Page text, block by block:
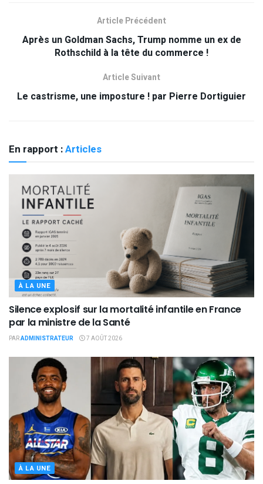
Article Précédent
Après un Goldman Sachs, Trump nomme un ex de
Rothschild à la tête du commerce !
Article Suivant
Le castrisme, une imposture ! par Pierre Dortiguier
En rapport :Articles
À LA UNE
Silence explosif sur la mortalité infantile en France
par la ministre de la Santé
PARADMINISTRATEUR 7 AOÛT 2026
À LA UNE